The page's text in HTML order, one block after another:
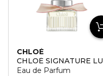
Freiheit,
CHLOÉ
CHLOÉ SIGNATURE
Eau de Parfum